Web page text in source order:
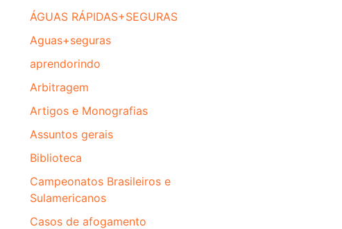
ÁGUAS RÁPIDAS+SEGURAS
Aguas+seguras
aprendorindo
Arbitragem
Artigos e Monografias
Assuntos gerais
Biblioteca
Campeonatos Brasileiros e
Sulamericanos
Casos de afogamento